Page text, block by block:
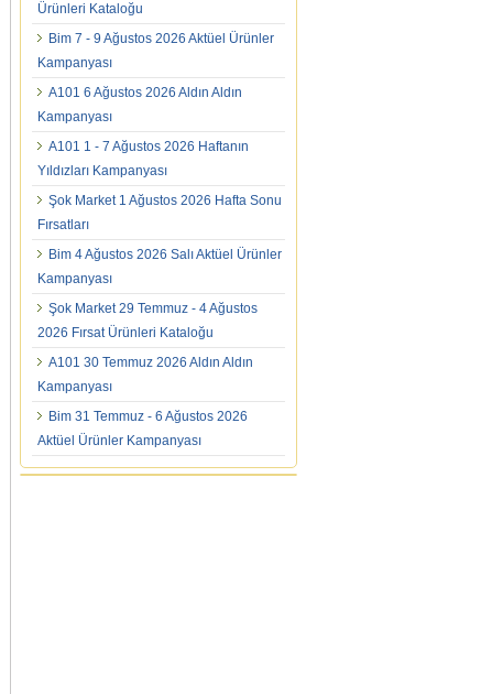
Ürünleri Kataloğu
Bim 7 - 9 Ağustos 2026 Aktüel Ürünler
Kampanyası
A101 6 Ağustos 2026 Aldın Aldın
Kampanyası
A101 1 - 7 Ağustos 2026 Haftanın
Yıldızları Kampanyası
Şok Market 1 Ağustos 2026 Hafta Sonu
Fırsatları
Bim 4 Ağustos 2026 Salı Aktüel Ürünler
Kampanyası
Şok Market 29 Temmuz - 4 Ağustos
2026 Fırsat Ürünleri Kataloğu
A101 30 Temmuz 2026 Aldın Aldın
Kampanyası
Bim 31 Temmuz - 6 Ağustos 2026
Aktüel Ürünler Kampanyası